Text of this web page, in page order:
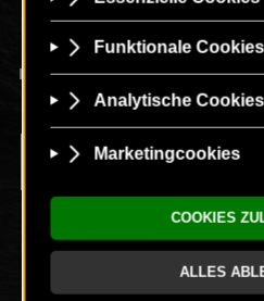
HEIDEBODEN 0,375L
CMYK TIF